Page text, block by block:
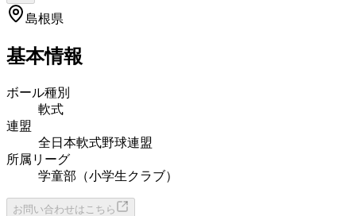
島根県
基本情報
ボール種別
軟式
連盟
全日本軟式野球連盟
所属リーグ
学童部（小学生クラブ）
お問い合わせはこちら